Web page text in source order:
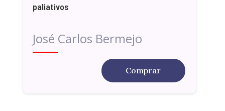
paliativos
José Carlos Bermejo
Comprar